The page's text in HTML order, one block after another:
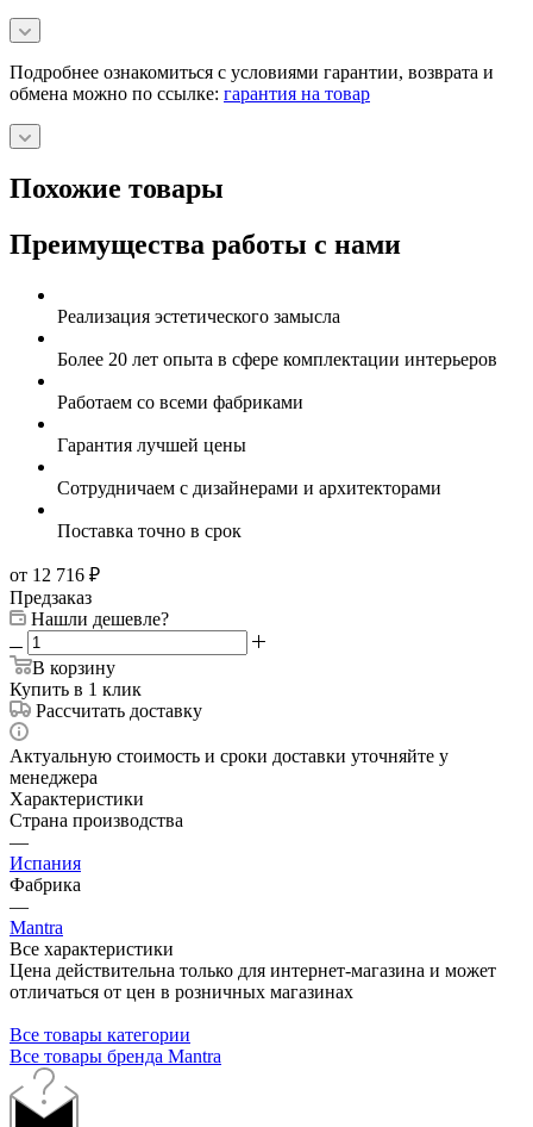
Подробнее ознакомиться с условиями гарантии, возврата и
обмена можно по ссылке: гарантия на товар
Похожие товары
Преимущества работы с нами
Реализация эстетического замысла
Более 20 лет опыта в сфере комплектации интерьеров
Работаем со всеми фабриками
Гарантия лучшей цены
Сотрудничаем с дизайнерами и архитекторами
Поставка точно в срок
от 12 716 ₽
Предзаказ
Нашли дешевле?
В корзину
Купить в 1 клик
Рассчитать доставку
Актуальную стоимость и сроки доставки уточняйте у
менеджера
Характеристики
Страна производства
—
Испания
Фабрика
—
Mantra
Все характеристики
Цена действительна только для интернет-магазина и может
отличаться от цен в розничных магазинах
Все товары категории
Все товары бренда Mantra